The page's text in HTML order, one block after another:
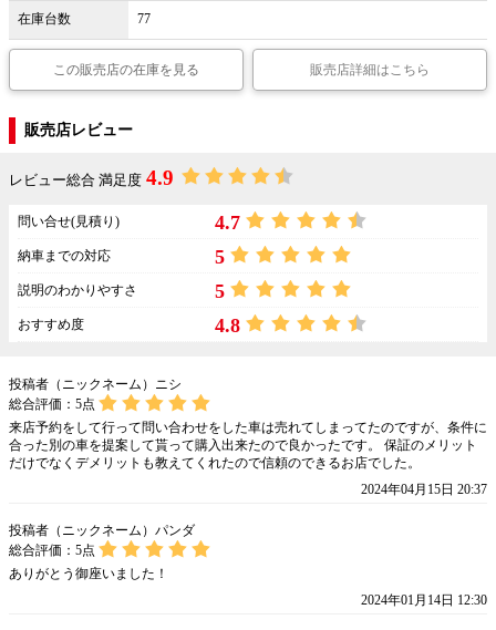
在庫台数 77
この販売店の在庫を見る 販売店詳細はこちら
販売店レビュー
レビュー総合 満足度 4.9
問い合せ(見積り) 4.7
納車までの対応 5
説明のわかりやすさ 5
おすすめ度 4.8
投稿者（ニックネーム）ニシ
総合評価： 5点
来店予約をして行って問い合わせをした車は売れてしまってたのですが、条件に
合った別の車を提案して貰って購入出来たので良かったです。 保証のメリット
だけでなくデメリットも教えてくれたので信頼のできるお店でした。
2024年04月15日 20:37
投稿者（ニックネーム）パンダ
総合評価： 5点
ありがとう御座いました！
2024年01月14日 12:30